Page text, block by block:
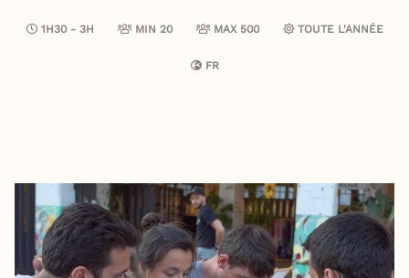
1H30 - 3H MIN 20 MAX 500 TOUTE L'ANNÉE
FR